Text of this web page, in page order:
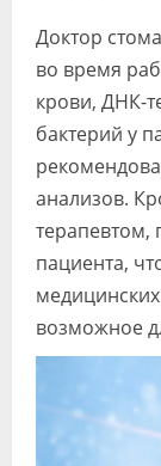
Форум
Клиники
Специалисты
Галерея
Блоги
Лаборатории
Доктор
во время
крови, ДНК-
бактерий у
анализов.
терапевтом,
пациента,
возможное